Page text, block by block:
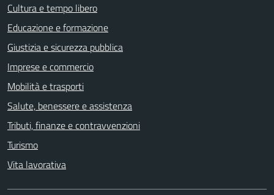
Cultura e tempo libero
Educazione e formazione
Giustizia e sicurezza pubblica
Imprese e commercio
Mobilità e trasporti
Salute, benessere e assistenza
Tributi, finanze e contravvenzioni
Turismo
Vita lavorativa